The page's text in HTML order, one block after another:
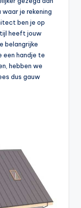
je rekening
ben je op
heeft jouw
belangrijke
een handje te
hebben we
dus gauw